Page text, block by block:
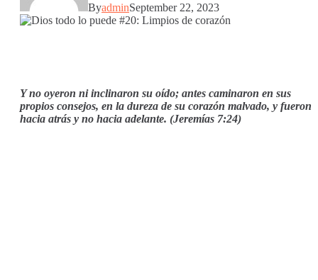
ByadminSeptember 22, 2023
Y no oyeron ni inclinaron su oído; antes caminaron en sus
propios consejos, en la dureza de su corazón malvado, y fueron
hacia atrás y no hacia adelante. (Jeremías 7:24)